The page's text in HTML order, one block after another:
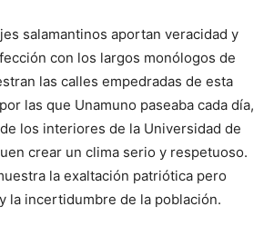
salamantinos aportan veracidad y
con los largos monólogos de
las calles empedradas de esta
las que Unamuno paseaba cada día,
los interiores de la Universidad de
crear un clima serio y respetuoso.
la exaltación patriótica pero
la incertidumbre de la población.